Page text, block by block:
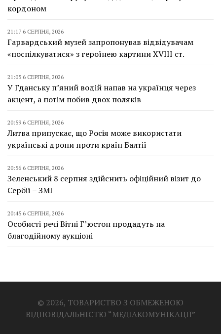
кордоном
21:17 6 СЕРПНЯ, 2026
Гарвардський музей запропонував відвідувачам
«поспілкуватися» з героїнею картини XVIII ст.
21:05 6 СЕРПНЯ, 2026
У Гданську п’яний водій напав на українця через
акцент, а потім побив двох поляків
20:59 6 СЕРПНЯ, 2026
Литва припускає, що Росія може використати
українські дрони проти країн Балтії
20:56 6 СЕРПНЯ, 2026
Зеленський 8 серпня здійснить офіційний візит до
Сербії – ЗМІ
20:45 6 СЕРПНЯ, 2026
Особисті речі Вітні Г’юстон продадуть на
благодійному аукціоні
© 2026, ТОВАРИСТВО З ОБМЕЖЕНОЮ
ВІДПОВІДАЛЬНІСТЮ “МЕДІАКОМУНІКАЦІЇ”